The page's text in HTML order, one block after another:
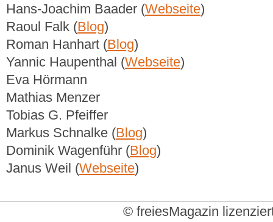
Hans-Joachim Baader (Webseite)
Raoul Falk (Blog)
Roman Hanhart (Blog)
Yannic Haupenthal (Webseite)
Eva Hörmann
Mathias Menzer
Tobias G. Pfeiffer
Markus Schnalke (Blog)
Dominik Wagenführ (Blog)
Janus Weil (Webseite)
© freiesMagazin